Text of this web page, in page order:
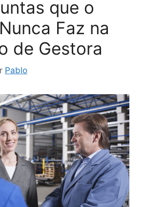
que o
Faz na
de Gestora
Pablo